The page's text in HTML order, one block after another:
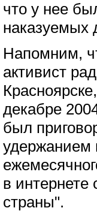
что у нее
наказуемых
Напомним,
активист
декабре
был
удержанием
в интернете
страны".